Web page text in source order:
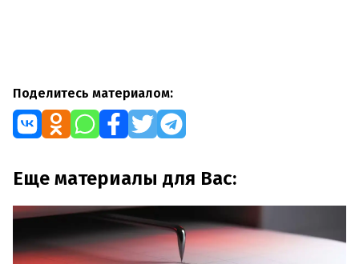
Поделитесь материалом:
Еще материалы для Вас: